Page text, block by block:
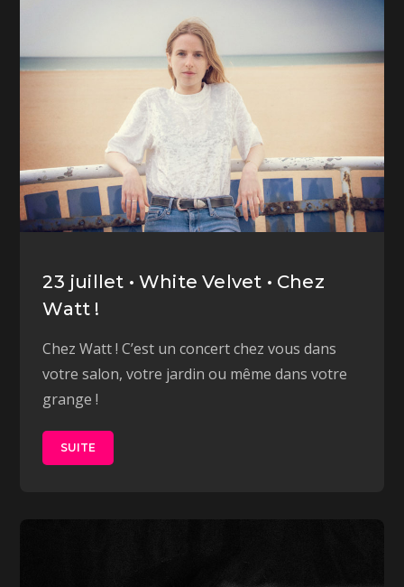
23 juillet • White Velvet • Chez
Watt !
Chez Watt ! C’est un concert chez vous dans
votre salon, votre jardin ou même dans votre
grange !
SUITE